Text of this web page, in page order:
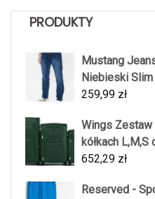
PRODUKTY
Mustang
Niebieski
259,99 zł
Wings Zestaw
kółkach
652,29 zł
Reserved -